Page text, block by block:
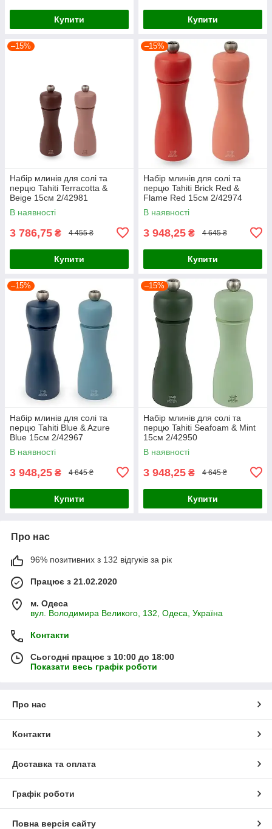
Купити Купити
–15%
Набір млинів для солі та
перцю Tahiti Terracotta &
Beige 15см 2/42981
В наявності
3 786,75 ₴ 4 455 ₴
Купити
–15%
Набір млинів для солі та
перцю Tahiti Brick Red &
Flame Red 15см 2/42974
В наявності
3 948,25 ₴ 4 645 ₴
Купити
–15%
Набір млинів для солі та
перцю Tahiti Blue & Azure
Blue 15см 2/42967
В наявності
3 948,25 ₴ 4 645 ₴
Купити
–15%
Набір млинів для солі та
перцю Tahiti Seafoam & Mint
15см 2/42950
В наявності
3 948,25 ₴ 4 645 ₴
Купити
Про нас
96% позитивних з 132 відгуків за рік
Працює з 21.02.2020
м. Одеса
вул. Володимира Великого, 132, Одеса, Україна
Контакти
Сьогодні працює з 10:00 до 18:00
Показати весь графік роботи
Про нас
Контакти
Доставка та оплата
Графік роботи
Повна версія сайту